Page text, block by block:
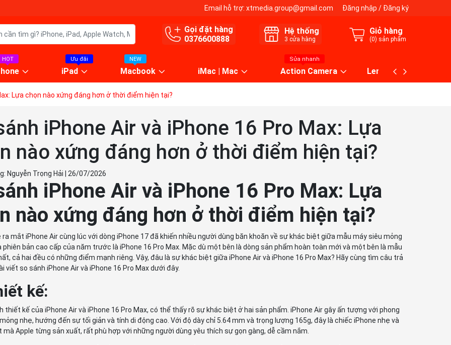
Email hỗ trợ: xtmedia.group@gmail.com Đăng nhập / Đăng ký
Gọi đặt hàng
0376600888
Hệ thống
3 cửa hàng
Giỏ hàng
(0) sản phẩm
HOT Ưu đãi
iPad
NEW
Macbook iMac | Mac
Sửa nhanh
Action Camera Lens máy ảnh
Lựa chọn nào xứng đáng hơn ở thời điểm hiện tại?
iPhone Air và iPhone 16 Pro Max: Lựa
nào xứng đáng hơn ở thời điểm hiện tại?
Nguyễn Trọng Hải 26/07/2026
iPhone Air và iPhone 16 Pro Max: Lựa
nào xứng đáng hơn ở thời điểm hiện tại?
ra mắt iPhone Air cùng lúc với dòng iPhone 17 đã khiến nhiều người dùng băn khoăn về sự khác biệt giữa mẫu máy siêu mỏng
phiên bản cao cấp của năm trước là iPhone 16 Pro Max. Mặc dù một bên là dòng sản phẩm hoàn toàn mới và một bên là mẫu
cả hai đều có những điểm mạnh riêng. Vậy, đâu là sự khác biệt giữa iPhone Air và iPhone 16 Pro Max? Hãy cùng tìm câu trả
viết so sánh iPhone Air và iPhone 16 Pro Max dưới đây.
kế:
thiết kế của iPhone Air và iPhone 16 Pro Max, có thể thấy rõ sự khác biệt ở hai sản phẩm. iPhone Air gây ấn tượng với phong
nhẹ, hướng đến sự tối giản và tính di động cao. Với độ dày chỉ 5.64 mm và trọng lượng 165g, đây là chiếc iPhone nhẹ và
mà Apple từng sản xuất, rất phù hợp với những người dùng yêu thích sự gọn gàng, dễ cầm nắm.